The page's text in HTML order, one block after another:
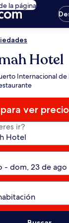
la página
Hotel
Internacional de
ver
ir?